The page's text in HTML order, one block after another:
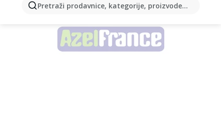
Pretraži prodavnice, kategorije, proizvode...